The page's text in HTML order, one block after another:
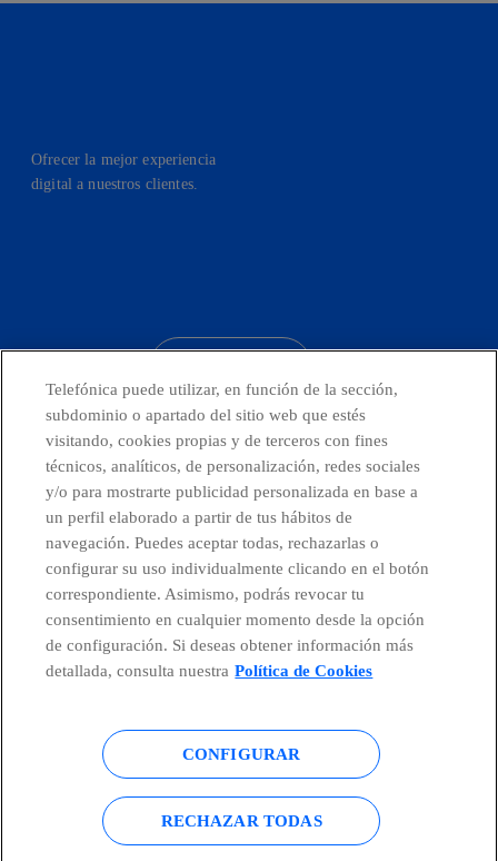
Ofrecer la mejor experiencia
digital a nuestros clientes.
Telefónica en redes sociales
Canal de Denuncias
Centro Global Transparencia
Política de cookies Aviso legal
Accesibilidad Política de privacidad
Telefónica puede utilizar, en función de la sección,
subdominio o apartado del sitio web que estés
visitando, cookies propias y de terceros con fines
técnicos, analíticos, de personalización, redes sociales
y/o para mostrarte publicidad personalizada en base a
un perfil elaborado a partir de tus hábitos de
navegación. Puedes aceptar todas, rechazarlas o
configurar su uso individualmente clicando en el botón
correspondiente. Asimismo, podrás revocar tu
consentimiento en cualquier momento desde la opción
de configuración. Si deseas obtener información más
detallada, consulta nuestra Política de Cookies
CONFIGURAR
RECHAZAR TODAS